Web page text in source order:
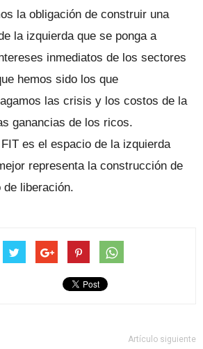
la obligación de construir una
la izquierda que se ponga a
inmediatos de los sectores
hemos sido los que
las crisis y los costos de la
ganancias de los ricos.
es el espacio de la izquierda
representa la construcción de
liberación.
Artículo siguiente